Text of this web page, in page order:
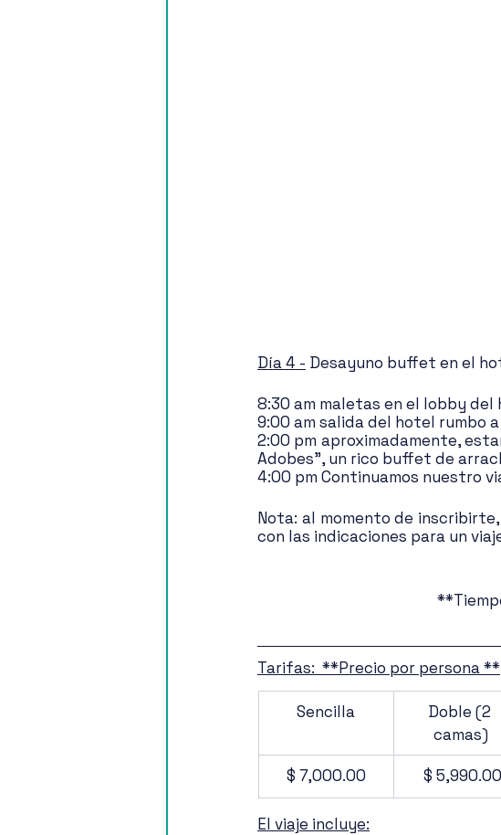
Día 4 - Desayuno buffet en el
8:30 am maletas en el lobby del
9:00 am salida del hotel rumbo
2:00 pm aproximadamente,
Adobes”, un rico buffet de
4:00 pm Continuamos nuestro
Nota: al momento de
con las indicaciones para un
Tarifas:  **Precio por persona **
Sencilla
Doble (2
camas)
​$ 7,000.00 $ 5,990.00
El viaje incluye: